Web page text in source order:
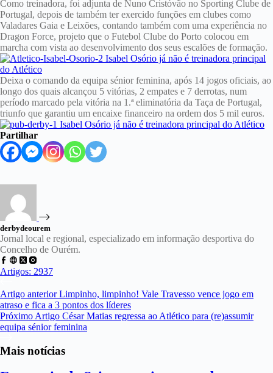
Como treinadora, foi adjunta de Nuno Cristóvão no Sporting Clube de
Portugal, depois de também ter exercido funções em clubes como
Valadares Gaia e Leixões, contando também com uma experiência no
Dragon Force, projeto que o Futebol Clube do Porto colocou em
marcha com vista ao desenvolvimento dos seus escalões de formação.
Deixa o comando da equipa sénior feminina, após 14 jogos oficiais, ao
longo dos quais alcançou 5 vitórias, 2 empates e 7 derrotas, num
período marcado pela vitória na 1.ª eliminatória da Taça de Portugal,
triunfo que garantiu um encaixe financeiro na ordem dos 5 mil euros.
Partilhar
derbydeourem
Jornal local e regional, especializado em informação desportiva do
Concelho de Ourém.
Artigos: 2937
Artigo anteriorLimpinho, limpinho! Vale Travesso vence jogo em
atraso e fica a 3 pontos dos líderes
Próximo Artigo César Matias regressa ao Atlético para (re)assumir
equipa sénior feminina
Mais notícias